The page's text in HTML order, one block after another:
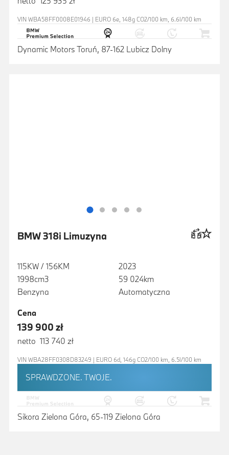
VIN WBA58FF0008E01946 | EURO 6e, 148g CO2/100 km, 6.6l/100 km
Dynamic Motors Toruń, 87-162 Lubicz Dolny
BMW 318i Limuzyna
115KW / 156KM
1998cm3
Benzyna
2023
59 024km
Automatyczna
Cena
139 900 zł
netto 113 740 zł
VIN WBA28FF0308D83249 | EURO 6d, 146g CO2/100 km, 6.5l/100 km
SPRAWDZONE. TWOJE.
Sikora Zielona Góra, 65-119 Zielona Góra